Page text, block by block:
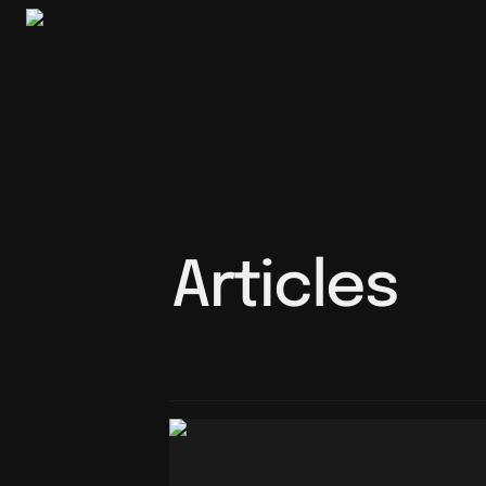
Articles
L'Intelligence Artificielle et la Grande